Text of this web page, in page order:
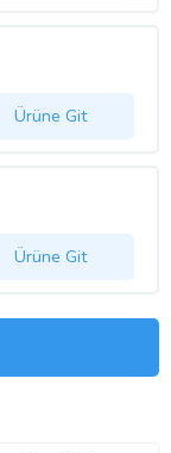
Ürüne Git
Ürüne Git